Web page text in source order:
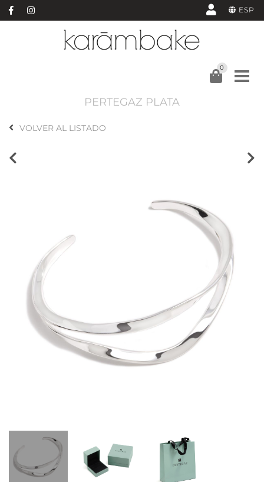
ESP
0
PERTEGAZ PLATA
VOLVER AL LISTADO